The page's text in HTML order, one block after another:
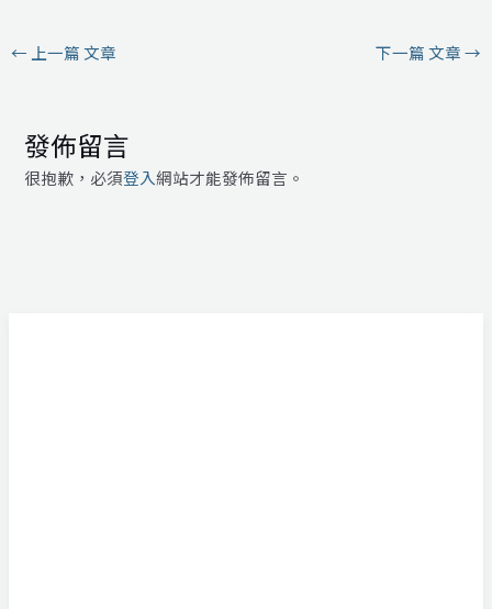
← 上一篇 文章 下一篇 文章→
發佈留言
很抱歉，必須登入網站才能發佈留言。